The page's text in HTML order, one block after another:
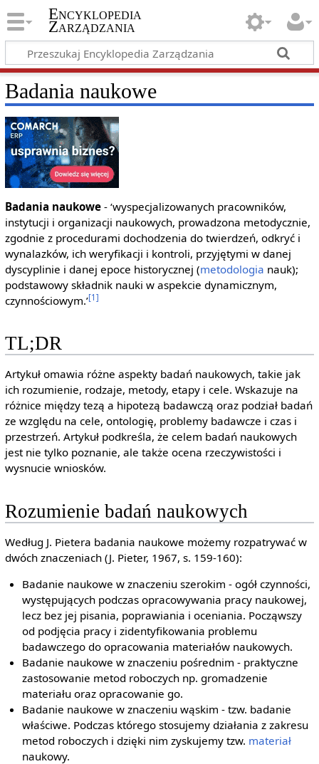
Encyklopedia
Zarządzania
Badania naukowe
Badania naukowe- ‘wyspecjalizowanych pracowników,
instytucji i organizacji naukowych, prowadzona metodycznie,
zgodnie z procedurami dochodzenia do twierdzeń, odkryć i
wynalazków, ich weryfikacji i kontroli, przyjętymi w danej
dyscyplinie i danej epoce historycznej (metodologia nauk);
podstawowy składnik nauki w aspekcie dynamicznym,
czynnościowym.’[1]
TL;DR
Artykuł omawia różne aspekty badań naukowych, takie jak
ich rozumienie, rodzaje, metody, etapy i cele. Wskazuje na
różnice między tezą a hipotezą badawczą oraz podział badań
ze względu na cele, ontologię, problemy badawcze i czas i
przestrzeń. Artykuł podkreśla, że celem badań naukowych
jest nie tylko poznanie, ale także ocena rzeczywistości i
wysnucie wniosków.
Rozumienie badań naukowych
Według J. Pietera badania naukowe możemy rozpatrywać w
dwóch znaczeniach (J. Pieter, 1967, s. 159-160):
Badanie naukowe w znaczeniu szerokim - ogół czynności,
występujących podczas opracowywania pracy naukowej,
lecz bez jej pisania, poprawiania i oceniania. Począwszy
od podjęcia pracy i zidentyfikowania problemu
badawczego do opracowania materiałów naukowych.
Badanie naukowe w znaczeniu pośrednim - praktyczne
zastosowanie metod roboczych np. gromadzenie
materiału oraz opracowanie go.
Badanie naukowe w znaczeniu wąskim - tzw. badanie
właściwe. Podczas którego stosujemy działania z zakresu
metod roboczych i dzięki nim zyskujemy tzw. materiał
naukowy.